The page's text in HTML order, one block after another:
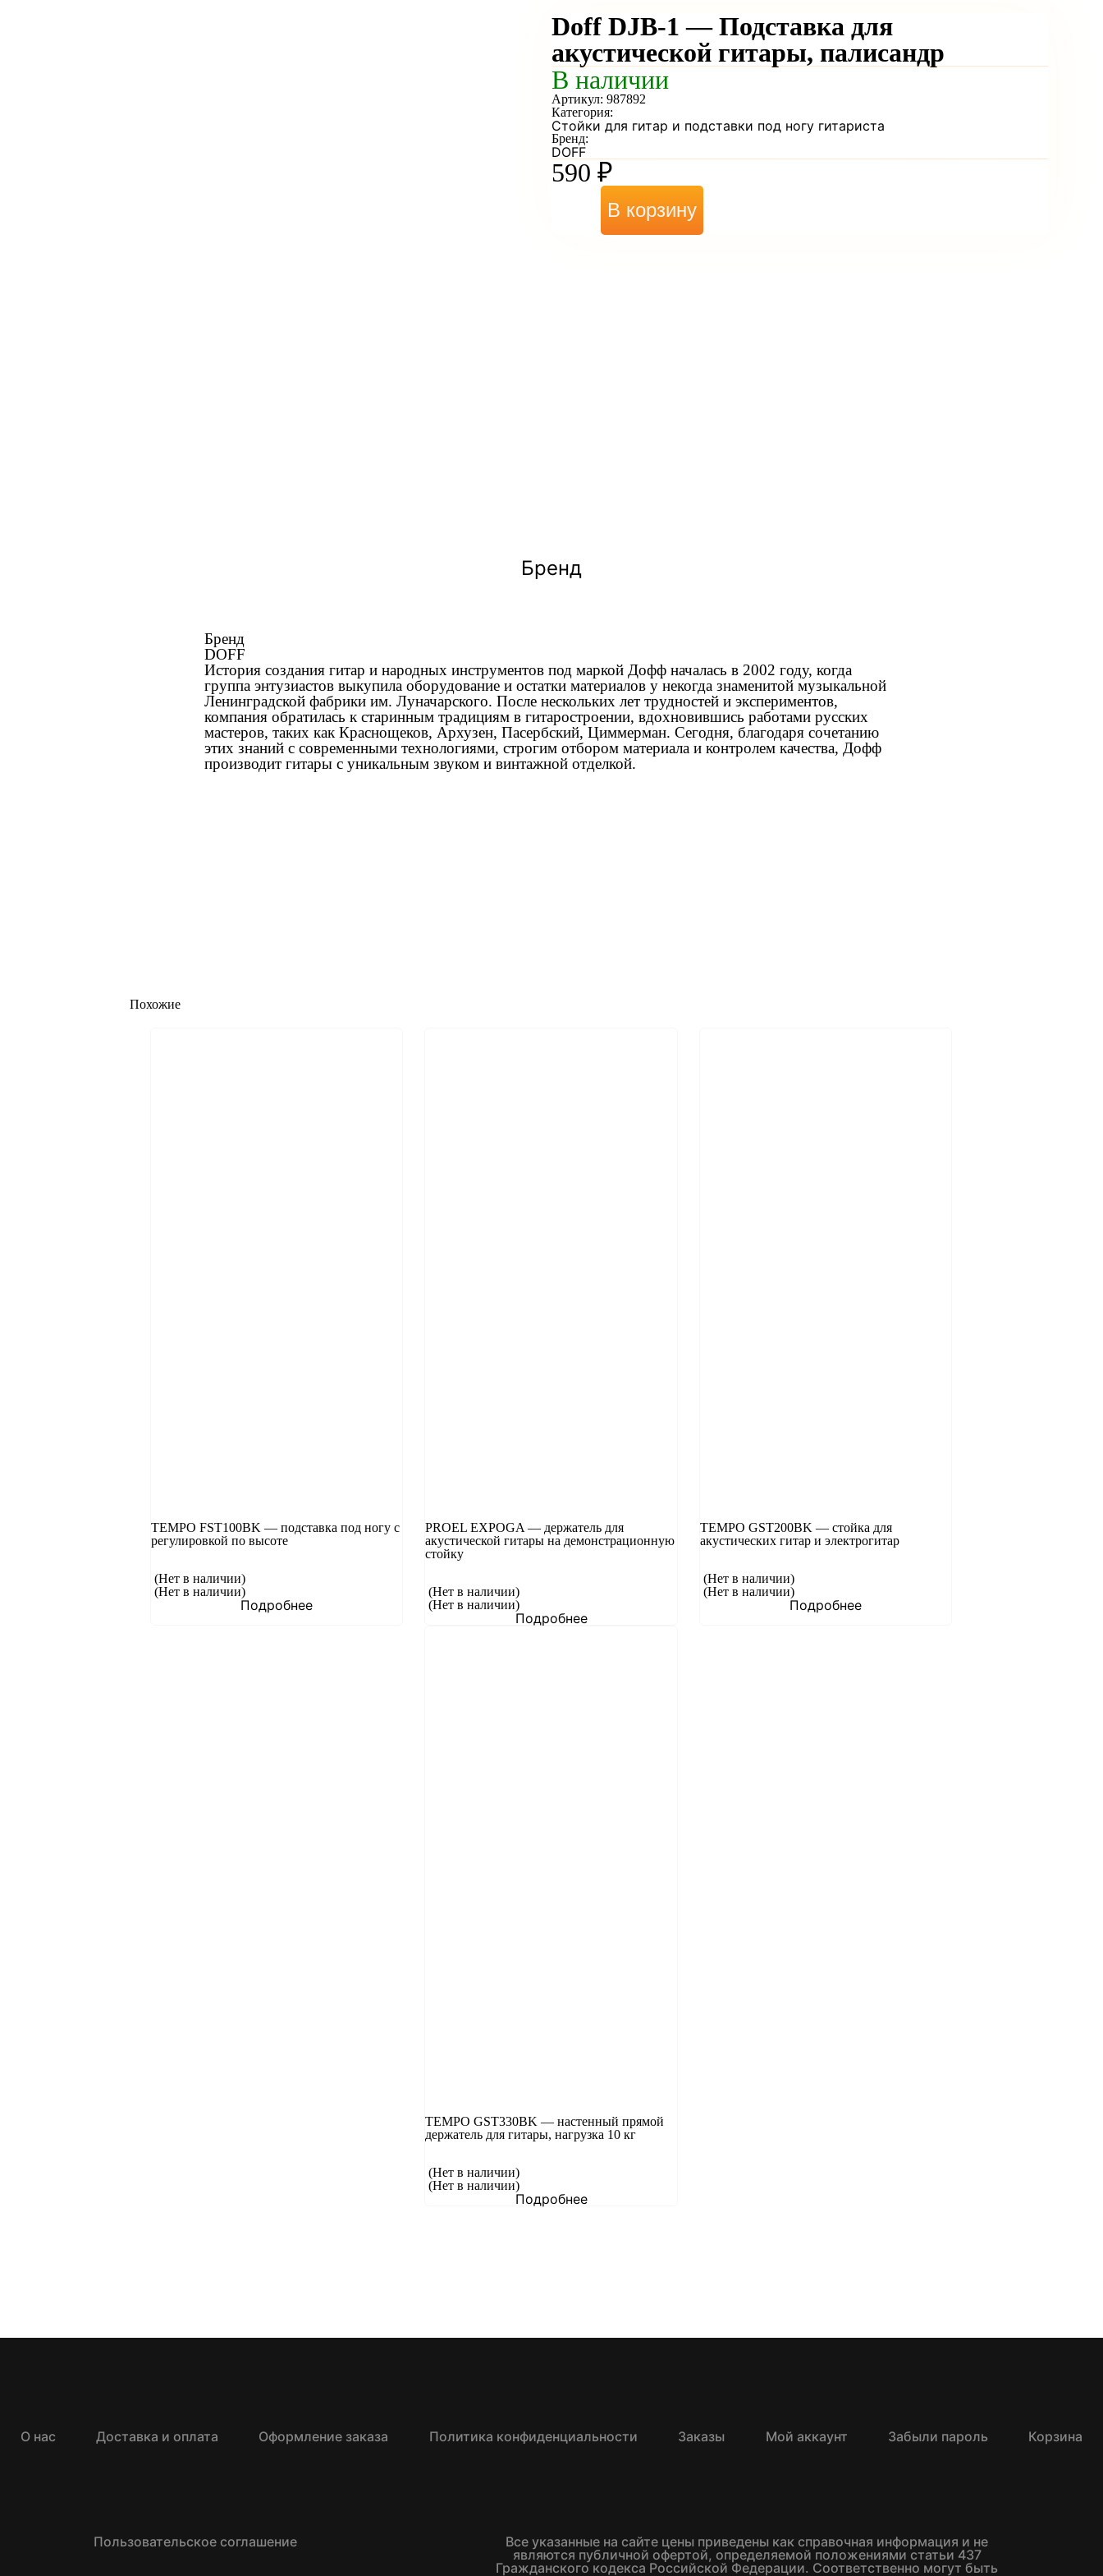
Doff DJB-1 — Подставка для
акустической гитары, палисандр
590 ₽
В наличии
В корзину
Артикул: 987892
Категория:
Стойки для гитар и подставки под ногу гитариста
Бренд:
DOFF
Бренд
Бренд
DOFF
История создания гитар и народных инструментов под маркой Дофф началась в 2002 году, когда
группа энтузиастов выкупила оборудование и остатки материалов у некогда знаменитой музыкальной
Ленинградской фабрики им. Луначарского. После нескольких лет трудностей и экспериментов,
компания обратилась к старинным традициям в гитаростроении, вдохновившись работами русских
мастеров, таких как Краснощеков, Архузен, Пасербский, Циммерман. Сегодня, благодаря сочетанию
этих знаний с современными технологиями, строгим отбором материала и контролем качества, Дофф
производит гитары с уникальным звуком и винтажной отделкой.
Похожие
TEMPO FST100BK — подставка под ногу с
регулировкой по высоте
(Нет в наличии)
(Нет в наличии)
Подробнее
PROEL EXPOGA — держатель для
акустической гитары на демонстрационную
стойку
(Нет в наличии)
(Нет в наличии)
Подробнее
TEMPO GST200BK — стойка для
акустических гитар и электрогитар
(Нет в наличии)
(Нет в наличии)
Подробнее
TEMPO GST330BK — настенный прямой
держатель для гитары, нагрузка 10 кг
(Нет в наличии)
(Нет в наличии)
Подробнее
О нас Доставка и оплата Оформление заказа Политика конфиденциальности Заказы Мой аккаунт Забыли пароль Корзина
Пользовательское соглашение
Все указанные на сайте цены приведены как справочная информация и не
являются публичной офертой, определяемой положениями статьи 437
Гражданского кодекса Российской Федерации. Соответственно могут быть